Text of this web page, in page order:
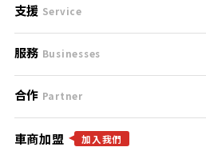
刊登規範
服務條款
免責聲明
隱私權政策
支援 Service
支援中心
聯絡我們
服務 Businesses
什麼是Goo鑑定？
找好車
合作 Partner
合作夥伴
車商加盟 加入我們